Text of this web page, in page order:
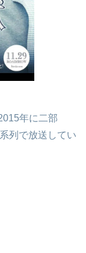
年に二部
列で放送してい